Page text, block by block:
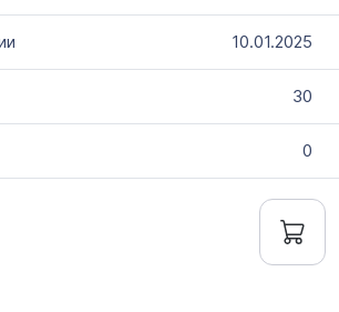
10.01.2025
30
0